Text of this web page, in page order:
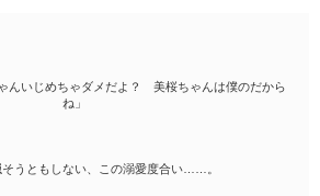
んいじめちゃダメだよ？ 美桜ちゃんは僕のだから
ね」
うともしない、この溺愛度合い……。